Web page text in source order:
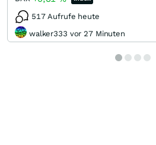
517 Aufrufe heute
walker333 vor 27 Minuten